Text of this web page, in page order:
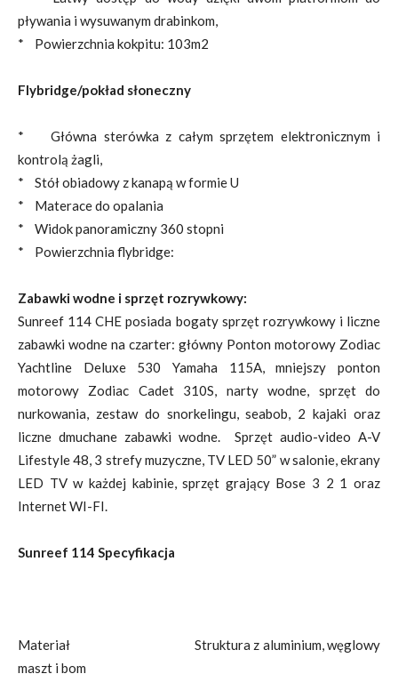
pływania i wysuwanym drabinkom,
* Powierzchnia kokpitu: 103m2
Flybridge/pokład słoneczny
* Główna sterówka z całym sprzętem elektronicznym i
kontrolą żagli,
* Stół obiadowy z kanapą w formie U
* Materace do opalania
* Widok panoramiczny 360 stopni
* Powierzchnia flybridge:
Zabawki wodne i sprzęt rozrywkowy:
Sunreef 114 CHE posiada bogaty sprzęt rozrywkowy i liczne
zabawki wodne na czarter: główny Ponton motorowy Zodiac
Yachtline Deluxe 530 Yamaha 115A, mniejszy ponton
motorowy Zodiac Cadet 310S, narty wodne, sprzęt do
nurkowania, zestaw do snorkelingu, seabob, 2 kajaki oraz
liczne dmuchane zabawki wodne. Sprzęt audio-video A-V
Lifestyle 48, 3 strefy muzyczne, TV LED 50” w salonie, ekrany
LED TV w każdej kabinie, sprzęt grający Bose 3 2 1 oraz
Internet WI-FI.
Sunreef 114 Specyfikacja
Materiał Struktura z aluminium, węglowy
maszt i bom